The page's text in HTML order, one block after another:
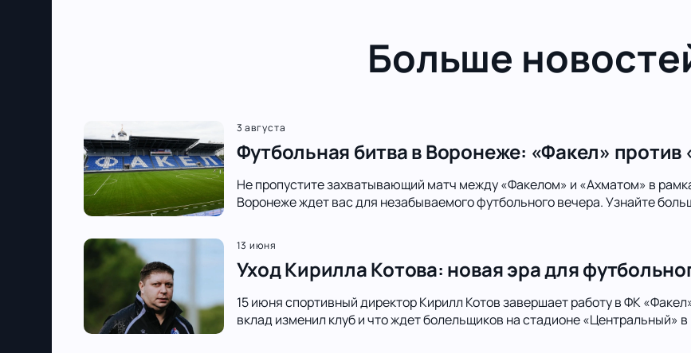
Больше
3 августа
Футбольная битва в Воронеже: «Факел»
Не пропустите захватывающий матч между «Факелом» и «Ахматом» в
Воронеже ждет вас для незабываемого футбольного вечера. Узнайте
13 июня
Уход Кирилла Котова: новая эра для
15 июня спортивный директор Кирилл Котов завершает работу в ФК
вклад изменил клуб и что ждет болельщиков на стадионе «Центральный»